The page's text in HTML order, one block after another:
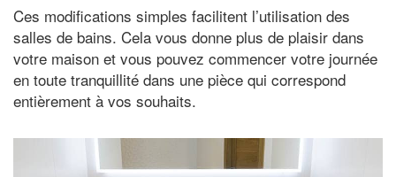
Ces modifications simples facilitent l’utilisation des
salles de bains. Cela vous donne plus de plaisir dans
votre maison et vous pouvez commencer votre journée
en toute tranquillité dans une pièce qui correspond
entièrement à vos souhaits.